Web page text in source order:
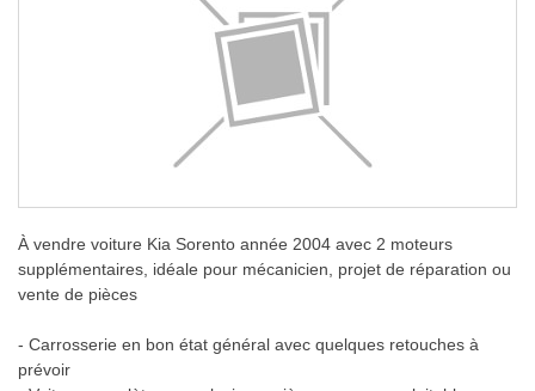
À vendre voiture Kia Sorento année 2004 avec 2 moteurs
supplémentaires, idéale pour mécanicien, projet de réparation ou
vente de pièces
- Carrosserie en bon état général avec quelques retouches à
prévoir